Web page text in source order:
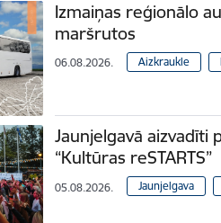
Izmaiņas reģionālo
maršrutos
06.08.2026. Aizkraukle
Jaunjelgavā aizvadīti
“Kultūras reSTARTS”
05.08.2026. Jaunjelgava